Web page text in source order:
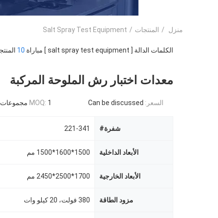
منزل / المنتجات /
Salt Spray Test Equipment
الكلمات الدالة [ salt spray test equipment ] مباراة 10
معدات اختبار رش الملوحة المركبة
السعر: Can be discussed
MOQ: 1 مجموعات
شفرة# 221-341
الأبعاد الداخلية 1500*1600*1500 مم
الأبعاد الخارجية 1700*2500*2450 مم
مزود الطاقة 380 فولت، 20 كيلو وات